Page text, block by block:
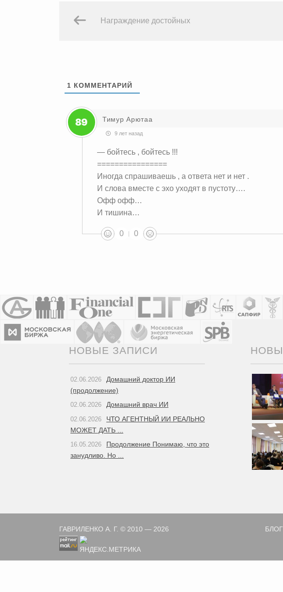
Награждение достойных
1 КОММЕНТАРИЙ
Тимур Арютаа
9 лет назад
— бойтесь , бойтесь !!!
================
Иногда спрашиваешь , а ответа нет и нет .
И слова вместе с эхо уходят в пустоту….
Офф офф…
И тишина…
0 0
НОВЫЕ ЗАПИСИ
02.06.2026
Домашний доктор ИИ
(продолжение)
02.06.2026 Домашний врач ИИ
02.06.2026
ЧТО АГЕНТНЫЙ ИИ РЕАЛЬНО
МОЖЕТ ДАТЬ ...
16.05.2026
Продолжение Понимаю, что это
занудливо. Но ...
ГАВРИЛЕНКО А. Г. © 2010 — 2026 БЛОГ